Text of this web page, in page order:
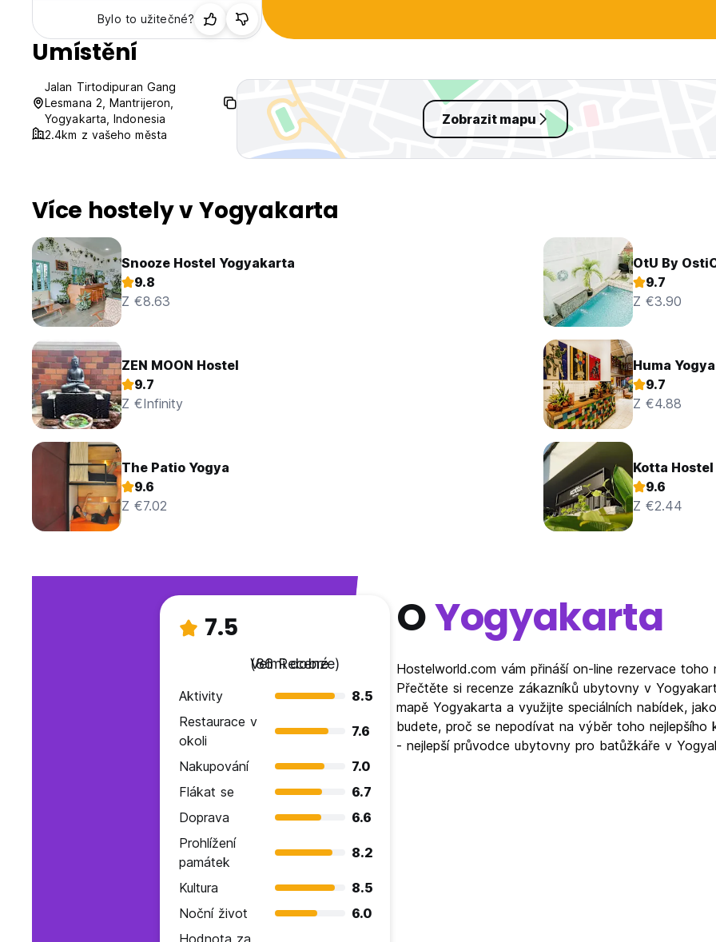
Bylo to užitečné?
Umístění
Jalan Tirtodipuran Gang
Lesmana 2, Mantrijeron,
Yogyakarta, Indonesia
2.4km z vašeho města
Zobrazit mapu
Více hostely v Yogyakarta
Snooze Hostel Yogyakarta
9.8
Z €8.63
OtU By
9.7
Z €3.90
ZEN MOON Hostel
9.7
Z €Infinity
Huma
9.7
Z €4.88
The Patio Yogya
9.6
Z €7.02
Kotta Hostel
9.6
Z €2.44
7.5
Velmi dobré
(86 Recenze)
Aktivity
8.5
Restaurace v
okoli
7.6
Nakupování
7.0
Flákat se
6.7
Doprava
6.6
Prohlížení
památek
8.2
Kultura
8.5
Noční život
6.0
OYogyakarta
Hostelworld.com vám přináší on-line rezervace
Přečtěte si recenze zákazníků ubytovny v
mapě Yogyakarta a využijte speciálních nabídek,
budete, proč se nepodívat na výběr toho
- nejlepší průvodce ubytovny pro batůžkáře v